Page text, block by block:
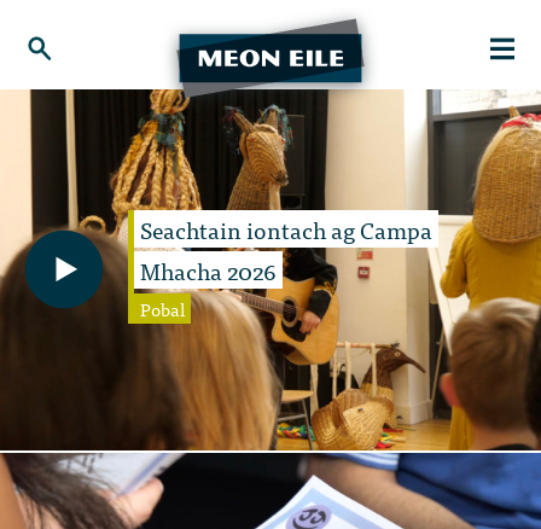
Seachtain iontach ag Campa
Mhacha 2026
Pobal